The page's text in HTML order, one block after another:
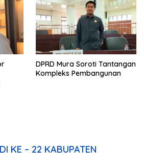
DPRD Mura Soroti Tantangan
Kompleks Pembangunan
KE – 22 KABUPATEN